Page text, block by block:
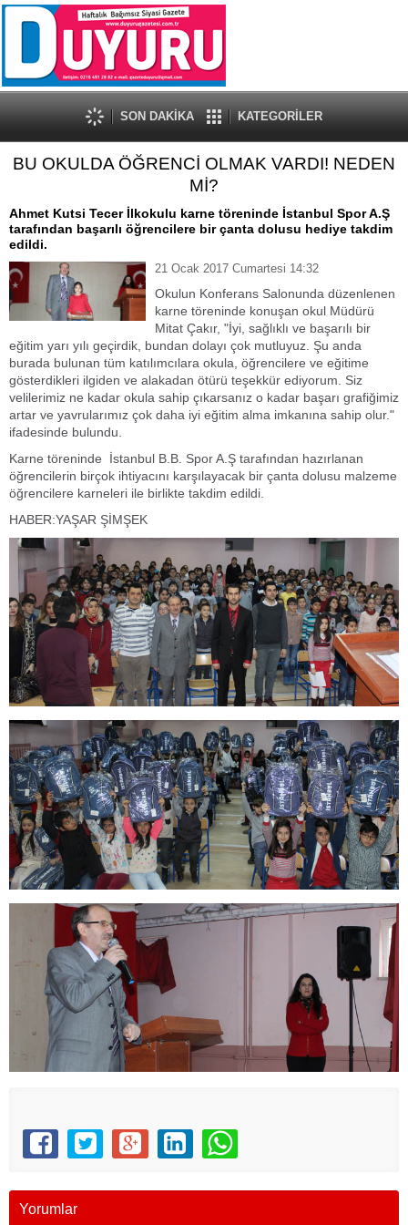
SON DAKİKA KATEGORİLER
BU OKULDA ÖĞRENCİ OLMAK VARDI! NEDEN
Mİ?
Ahmet Kutsi Tecer İlkokulu karne töreninde İstanbul Spor A.Ş
tarafından başarılı öğrencilere bir çanta dolusu hediye takdim
edildi.
21 Ocak 2017 Cumartesi 14:32
Okulun Konferans Salonunda düzenlenen
karne töreninde konuşan okul Müdürü
Mitat Çakır, "İyi, sağlıklı ve başarılı bir
eğitim yarı yılı geçirdik, bundan dolayı çok mutluyuz. Şu anda
burada bulunan tüm katılımcılara okula, öğrencilere ve eğitime
gösterdikleri ilgiden ve alakadan ötürü teşekkür ediyorum. Siz
velilerimiz ne kadar okula sahip çıkarsanız o kadar başarı grafiğimiz
artar ve yavrularımız çok daha iyi eğitim alma imkanına sahip olur."
ifadesinde bulundu.
Karne töreninde İstanbul B.B. Spor A.Ş tarafından hazırlanan
öğrencilerin birçok ihtiyacını karşılayacak bir çanta dolusu malzeme
öğrencilere karneleri ile birlikte takdim edildi.
HABER:YAŞAR ŞİMŞEK
Yorumlar